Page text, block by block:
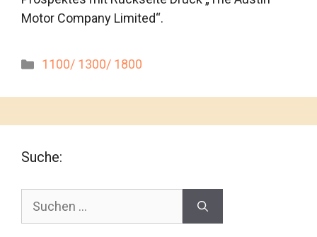
Motor Company Limited“.
F
s
i
H
l
Kategorien
1100/ 1300/ 1800
Suche:
nach: